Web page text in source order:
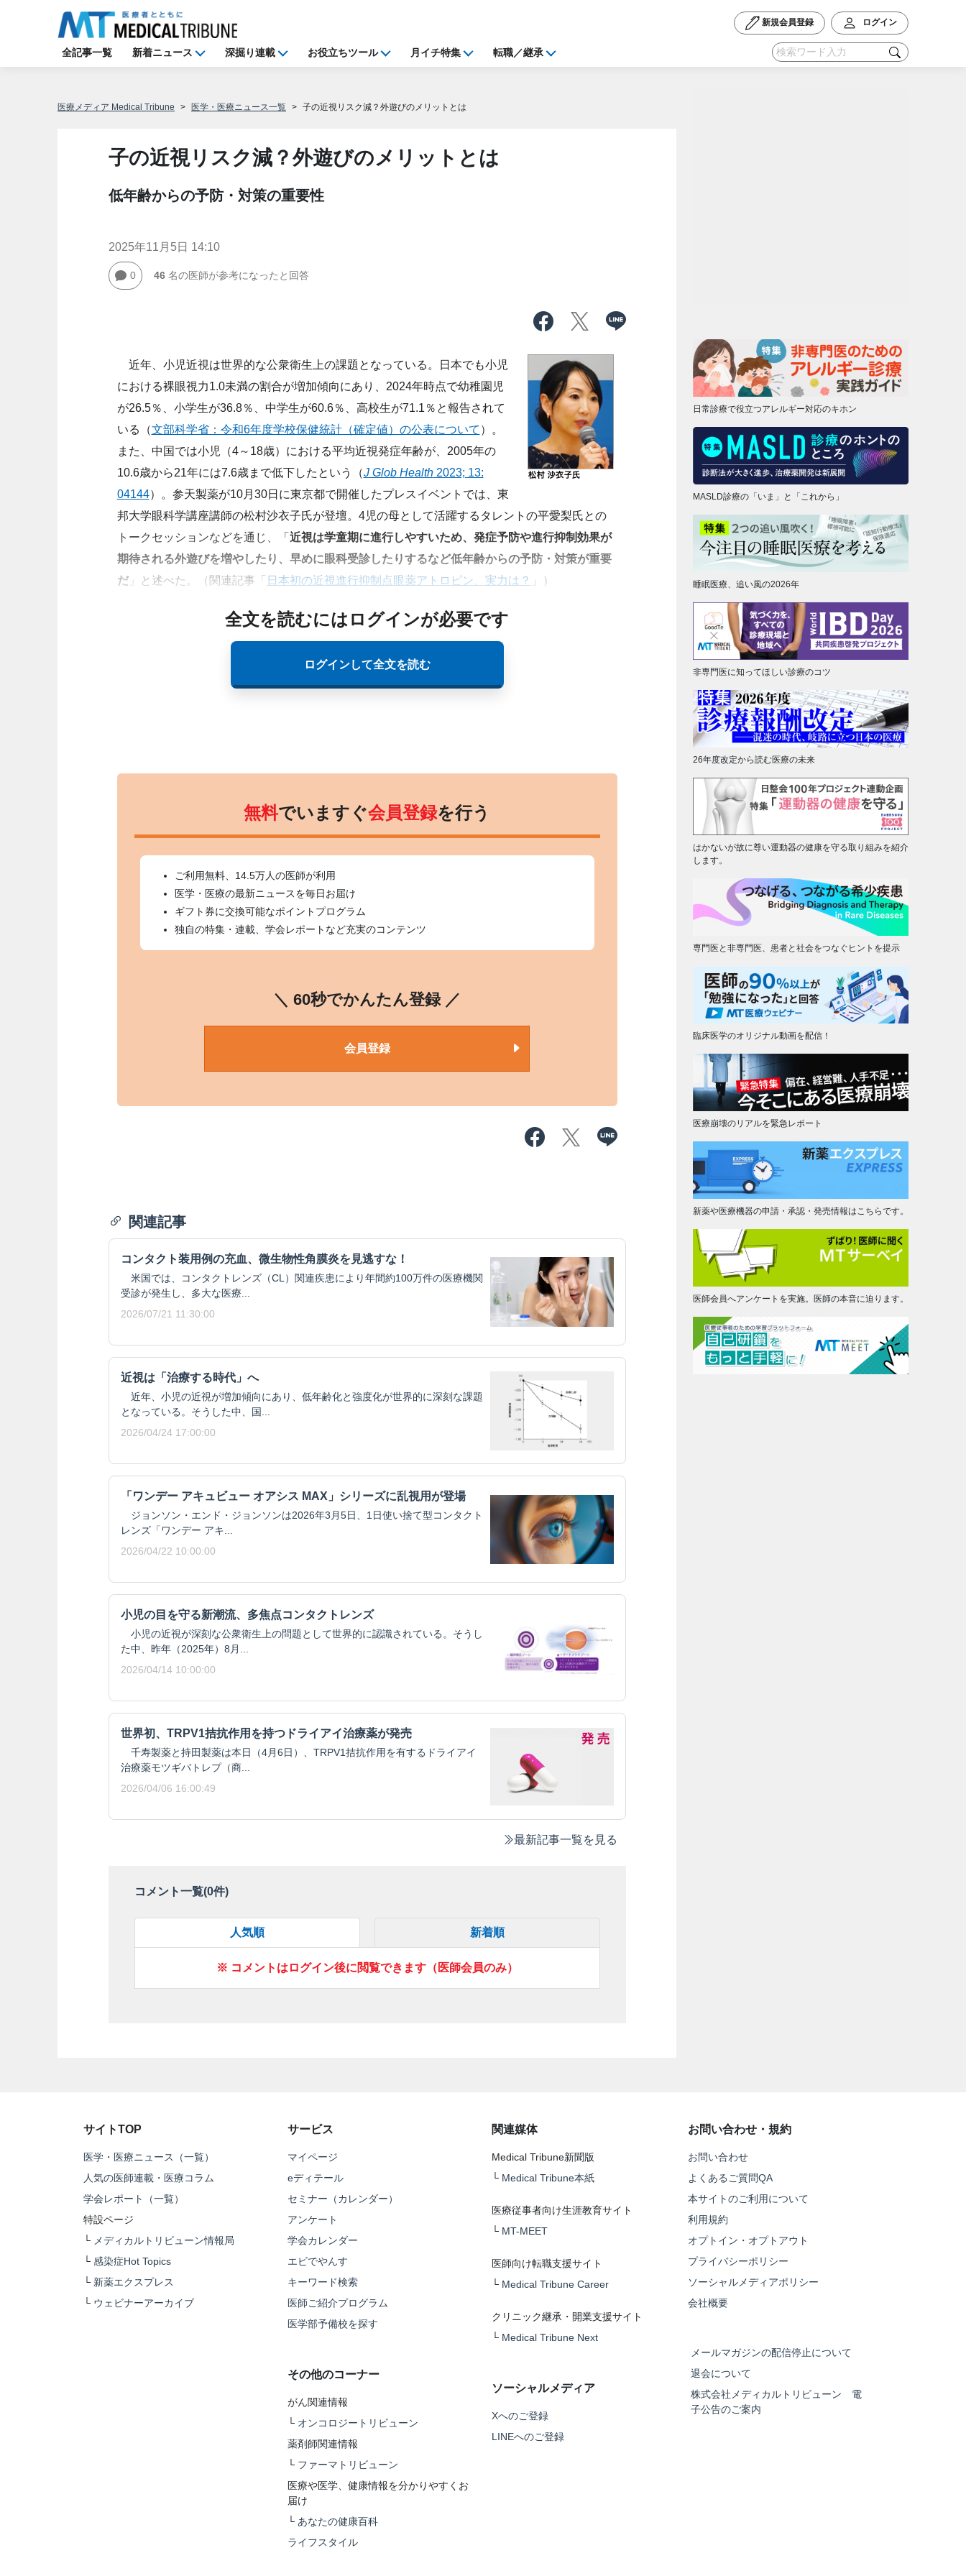
新規会員登録 ログイン
全記事一覧 新着ニュース 深掘り連載 お役立ちツール 月イチ特集 転職／継承
医療メディア Medical Tribune 医学・医療ニュース一覧 子の近視リスク減？外遊びのメリットとは
子の近視リスク減？外遊びのメリットとは
低年齢からの予防・対策の重要性
2025年11月5日 14:10
0 46名の医師が参考になったと回答
近年、小児近視は世界的な公衆衛生上の課題となっている。日本でも小児
における裸眼視力1.0未満の割合が増加傾向にあり、2024年時点で幼稚園児
が26.5％、小学生が36.8％、中学生が60.6％、高校生が71.1％と報告されて
いる（文部科学省：令和6年度学校保健統計（確定値）の公表について ）。
また、中国では小児（4～18歳）における平均近視発症年齢が、2005年の
10.6歳から21年には7.6歳まで低下したという（J Glob Health2023; 13:
04144）。参天製薬が10月30日に東京都で開催したプレスイベントでは、東
邦大学眼科学講座講師の松村沙衣子氏が登壇。4児の母として活躍するタレントの平愛梨氏との
トークセッションなどを通じ、「 近視は学童期に進行しやすいため、発症予防や進行抑制効果が
期待される外遊びを増やしたり、早めに眼科受診したりするなど低年齢からの予防・対策が重要
だ」と述べた。（関連記事「 日本初の近視進行抑制点眼薬アトロピン、実力は？ 」）
全文を読むにはログインが必要です
ログインして全文を読む
無料でいますぐ会員登録を行う
ご利用無料、14.5万人の医師が利用
医学・医療の最新ニュースを毎日お届け
ギフト券に交換可能なポイントプログラム
独自の特集・連載、学会レポートなど充実のコンテンツ
＼ 60秒でかんたん登録 ／
会員登録
関連記事
コンタクト装用例の充血、微生物性角膜炎を見逃すな！
米国では、コンタクトレンズ（CL）関連疾患により年間約100万件の医療機関
受診が発生し、多大な医療...
2026/07/21 11:30:00
近視は「治療する時代」へ
近年、小児の近視が増加傾向にあり、低年齢化と強度化が世界的に深刻な課題
となっている。そうした中、国...
2026/04/24 17:00:00
「ワンデー アキュビュー オアシス MAX」シリーズに乱視用が登場
ジョンソン・エンド・ジョンソンは2026年3月5日、1日使い捨て型コンタクト
レンズ「ワンデー アキ...
2026/04/22 10:00:00
小児の目を守る新潮流、多焦点コンタクトレンズ
小児の近視が深刻な公衆衛生上の問題として世界的に認識されている。そうし
た中、昨年（2025年）8月...
2026/04/14 10:00:00
世界初、TRPV1拮抗作用を持つドライアイ治療薬が発売
千寿製薬と持田製薬は本日（4月6日）、TRPV1拮抗作用を有するドライアイ
治療薬モツギバトレプ（商...
2026/04/06 16:00:49
最新記事一覧を見る
コメント一覧(0件)
人気順 新着順
※ コメントはログイン後に閲覧できます（医師会員のみ）
日常診療で役立つアレルギー対応のキホン
MASLD診療の「いま」と「これから」
睡眠医療、追い風の2026年
非専門医に知ってほしい診療のコツ
26年度改定から読む医療の未来
はかないが故に尊い運動器の健康を守る取り組みを紹介
します。
専門医と非専門医、患者と社会をつなぐヒントを提示
臨床医学のオリジナル動画を配信！
医療崩壊のリアルを緊急レポート
新薬や医療機器の申請・承認・発売情報はこちらです。
医師会員へアンケートを実施。医師の本音に迫ります。
サイトTOP
医学・医療ニュース（一覧）
人気の医師連載・医療コラム
学会レポート（一覧）
特設ページ
└ メディカルトリビューン情報局
└ 感染症Hot Topics
└ 新薬エクスプレス
└ ウェビナーアーカイブ
サービス
マイページ
eディテール
セミナー（カレンダー）
アンケート
学会カレンダー
エビでやんす
キーワード検索
医師ご紹介プログラム
医学部予備校を探す
その他のコーナー
がん関連情報
└ オンコロジートリビューン
薬剤師関連情報
└ ファーマトリビューン
医療や医学、健康情報を分かりやすくお
届け
└ あなたの健康百科
ライフスタイル
関連媒体
Medical Tribune新聞版
└ Medical Tribune本紙
医療従事者向け生涯教育サイト
└ MT-MEET
医師向け転職支援サイト
└ Medical Tribune Career
クリニック継承・開業支援サイト
└ Medical Tribune Next
ソーシャルメディア
Xへのご登録
LINEへのご登録
お問い合わせ・規約
お問い合わせ
よくあるご質問QA
本サイトのご利用について
利用規約
オプトイン・オプトアウト
プライバシーポリシー
ソーシャルメディアポリシー
会社概要
メールマガジンの配信停止について
退会について
株式会社メディカルトリビューン 電
子公告のご案内